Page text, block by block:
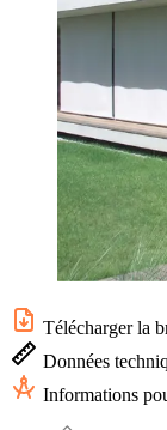
Télécharger la
Données
Informations